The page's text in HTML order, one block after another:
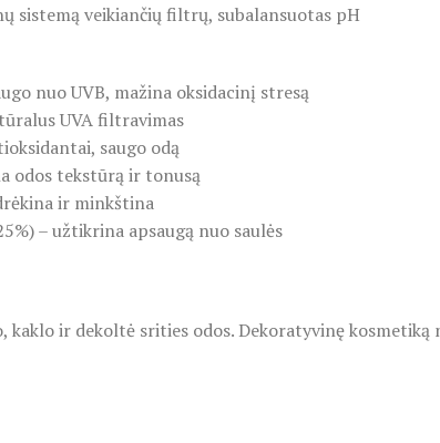
sistemą veikiančių filtrų, subalansuotas pH
nuo UVB, mažina oksidacinį stresą
UVA filtravimas
saugo odą
odos tekstūrą ir tonusą
ir minkština
– užtikrina apsaugą nuo saulės
kaklo ir dekoltė srities odos. Dekoratyvinę